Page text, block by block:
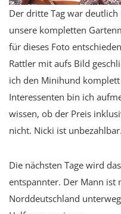
Der dritte Tag war
unsere kompletten
für dieses Foto
Rattler mit aufs Bild
ich den Minihund
Interessenten bin ich
wissen, ob der Preis
nicht. Nicki ist unbezahlbar.
Die nächsten Tage wird
entspannter. Der Mann
Norddeutschland